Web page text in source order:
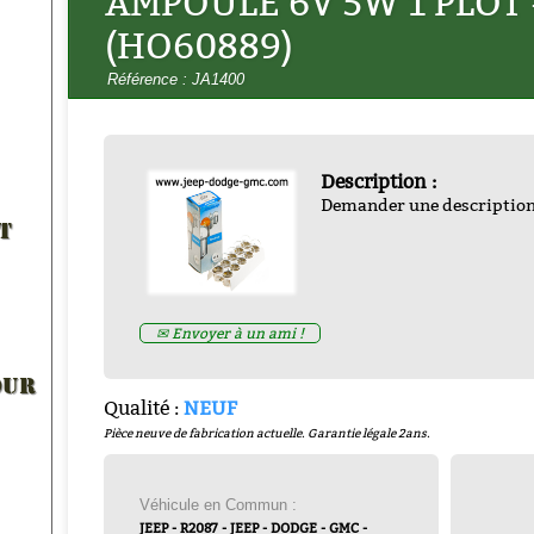
(HO60889)
Référence : JA1400
✉ Envoyer à un ami !
Description :
Demander une
Qualité :NEUF
Pièce neuve de fabrication actuelle. Garantie légale 2ans.
Véhicule en Commun :
JEEP - R2087 - JEEP - DODGE - GMC -
6V 36/36W 2 PLOTS
- BA21d
- HO60887_6V
LANTERNE FEU ARRIERE
-